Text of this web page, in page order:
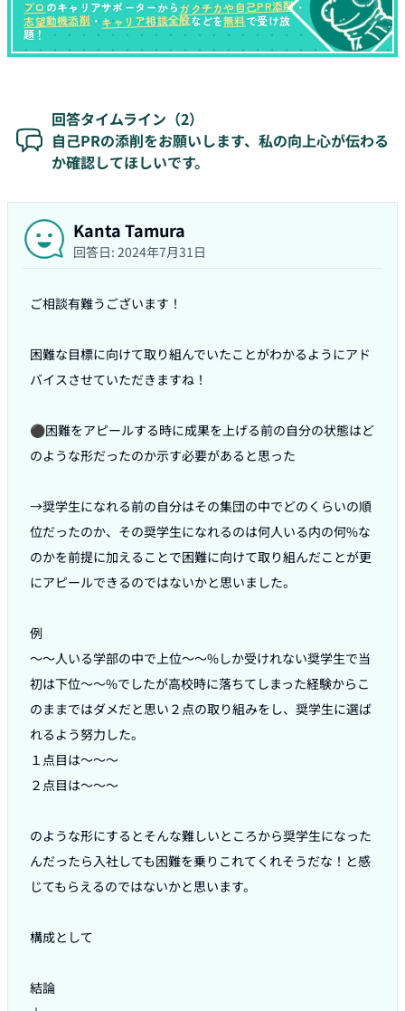
プロ のキャリアサポーターからガクチカや自己PR添削・
志望動機添削 ・キャリア相談全般などを無料で受け放
題！
回答タイムライン（2）
自己PRの添削をお願いします、私の向上心が伝わる
か確認してほしいです。
Kanta Tamura
回答日: 2024年7月31日
ご相談有難うございます！
困難な目標に向けて取り組んでいたことがわかるようにアド
バイスさせていただきますね！
⚫️困難をアピールする時に成果を上げる前の自分の状態はど
のような形だったのか示す必要があると思った
→奨学生になれる前の自分はその集団の中でどのくらいの順
位だったのか、その奨学生になれるのは何人いる内の何%な
のかを前提に加えることで困難に向けて取り組んだことが更
にアピールできるのではないかと思いました。
例
〜〜人いる学部の中で上位〜〜%しか受けれない奨学生で当
初は下位〜〜%でしたが高校時に落ちてしまった経験からこ
のままではダメだと思い２点の取り組みをし、奨学生に選ば
れるよう努力した。
１点目は〜〜〜
２点目は〜〜〜
のような形にするとそんな難しいところから奨学生になった
んだったら入社しても困難を乗りこれてくれそうだな！と感
じてもらえるのではないかと思います。
構成として
結論